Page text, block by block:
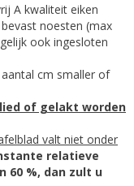
A kwaliteit eiken
noesten (max
ook ingesloten
cm smaller of
of gelakt worden
valt niet onder
relatieve
60 %, dan zult u